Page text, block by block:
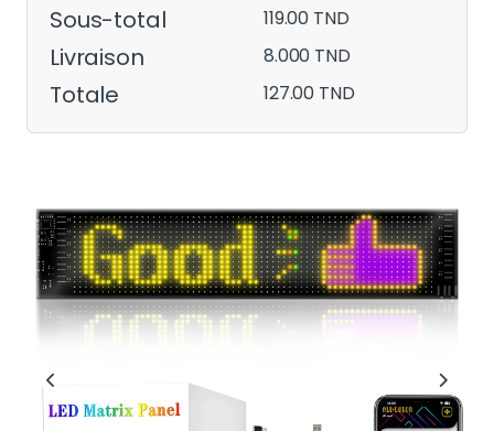
Sous-total 119.00 TND
Livraison 8.000 TND
Totale 127.00 TND